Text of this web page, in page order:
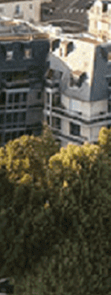
affichées
sociaux